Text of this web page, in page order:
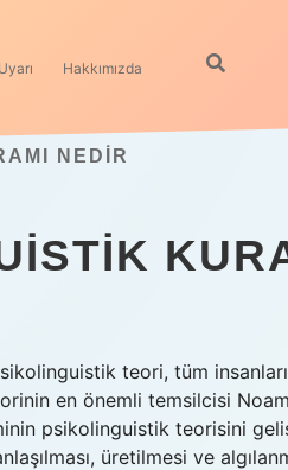
Hakkımızda
NEDIR
teori, tüm
en önemli temsilcisi
psikolinguistik teorisini
üretilmesi ve